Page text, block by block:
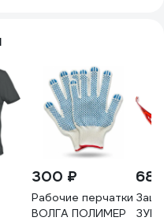
300 ₽
Рабочие перчатки
ВОЛГА ПОЛИМЕР
68